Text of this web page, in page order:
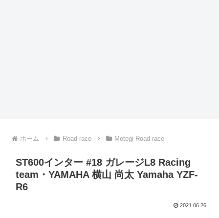
ホーム Road race Motegi Road race
ST600インター #18 ガレージL8 Racing
team・YAMAHA 横山 尚太 Yamaha YZF-
R6
2021.06.26